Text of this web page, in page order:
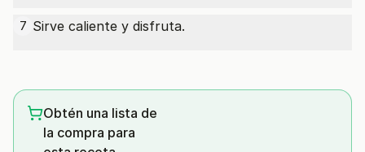
7 Sirve caliente y disfruta.
Obtén una lista de
la compra para